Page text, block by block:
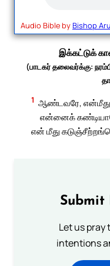
Audio Bible byBishop
இக்கட்டுக்
(பாடகர் தலைவர்க்கு:
1 ஆண்டவரே,
என்னைக்
என் மீது
Submit
Let us pray
intentions